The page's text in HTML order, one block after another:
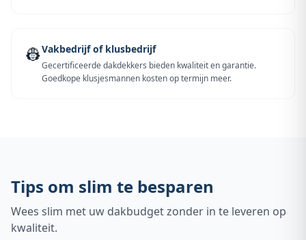
👷Vakbedrijf of klusbedrijf
Gecertificeerde dakdekkers bieden kwaliteit en garantie.
Goedkope klusjesmannen kosten op termijn meer.
Tips om slim te besparen
Wees slim met uw dakbudget zonder in te leveren op
kwaliteit.